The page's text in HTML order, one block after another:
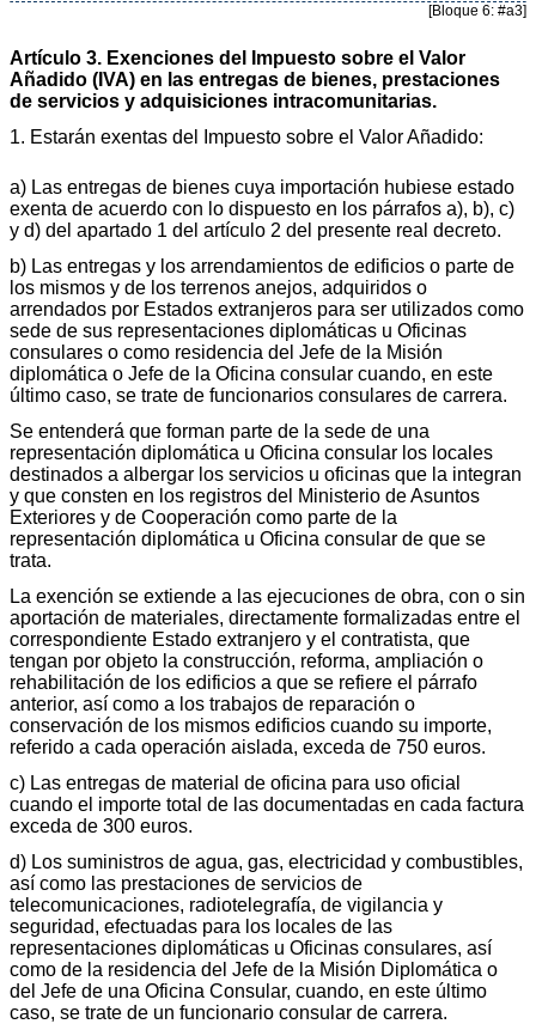
[Bloque 6: #a3]
Artículo 3. Exenciones del Impuesto sobre el Valor
Añadido (IVA) en las entregas de bienes, prestaciones
de servicios y adquisiciones intracomunitarias.
1. Estarán exentas del Impuesto sobre el Valor Añadido:
a) Las entregas de bienes cuya importación hubiese estado
exenta de acuerdo con lo dispuesto en los párrafos a), b), c)
y d) del apartado 1 del artículo 2 del presente real decreto.
b) Las entregas y los arrendamientos de edificios o parte de
los mismos y de los terrenos anejos, adquiridos o
arrendados por Estados extranjeros para ser utilizados como
sede de sus representaciones diplomáticas u Oficinas
consulares o como residencia del Jefe de la Misión
diplomática o Jefe de la Oficina consular cuando, en este
último caso, se trate de funcionarios consulares de carrera.
Se entenderá que forman parte de la sede de una
representación diplomática u Oficina consular los locales
destinados a albergar los servicios u oficinas que la integran
y que consten en los registros del Ministerio de Asuntos
Exteriores y de Cooperación como parte de la
representación diplomática u Oficina consular de que se
trata.
La exención se extiende a las ejecuciones de obra, con o sin
aportación de materiales, directamente formalizadas entre el
correspondiente Estado extranjero y el contratista, que
tengan por objeto la construcción, reforma, ampliación o
rehabilitación de los edificios a que se refiere el párrafo
anterior, así como a los trabajos de reparación o
conservación de los mismos edificios cuando su importe,
referido a cada operación aislada, exceda de 750 euros.
c) Las entregas de material de oficina para uso oficial
cuando el importe total de las documentadas en cada factura
exceda de 300 euros.
d) Los suministros de agua, gas, electricidad y combustibles,
así como las prestaciones de servicios de
telecomunicaciones, radiotelegrafía, de vigilancia y
seguridad, efectuadas para los locales de las
representaciones diplomáticas u Oficinas consulares, así
como de la residencia del Jefe de la Misión Diplomática o
del Jefe de una Oficina Consular, cuando, en este último
caso, se trate de un funcionario consular de carrera.